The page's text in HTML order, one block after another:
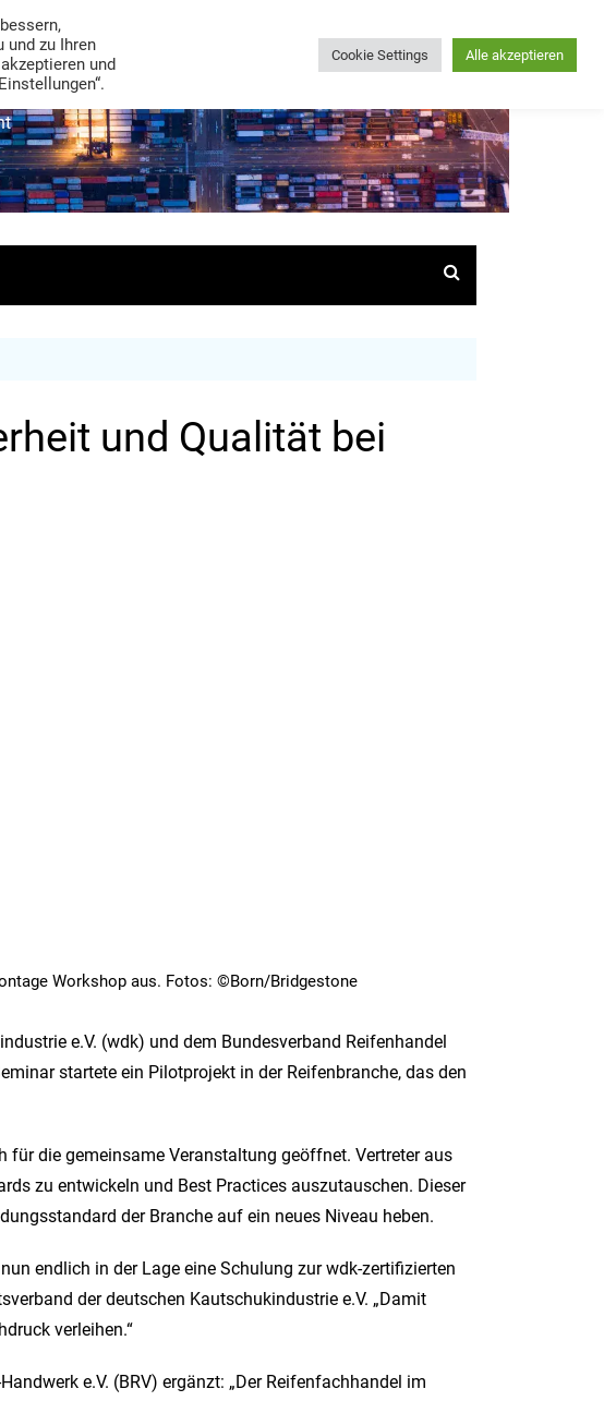
und Qualität bei
Workshop aus. Fotos: ©Born/Bridgestone
e.V. (wdk) und dem Bundesverband Reifenhandel
startete ein Pilotprojekt in der Reifenbranche, das den
die gemeinsame Veranstaltung geöffnet. Vertreter aus
zu entwickeln und Best Practices auszutauschen. Dieser
der Branche auf ein neues Niveau heben.
endlich in der Lage eine Schulung zur wdk-zertifizierten
der deutschen Kautschukindustrie e.V. „Damit
verleihen.“
e.V. (BRV) ergänzt: „Der Reifenfachhandel im
und zu Ihren
und
Cookie Settings Alle akzeptieren